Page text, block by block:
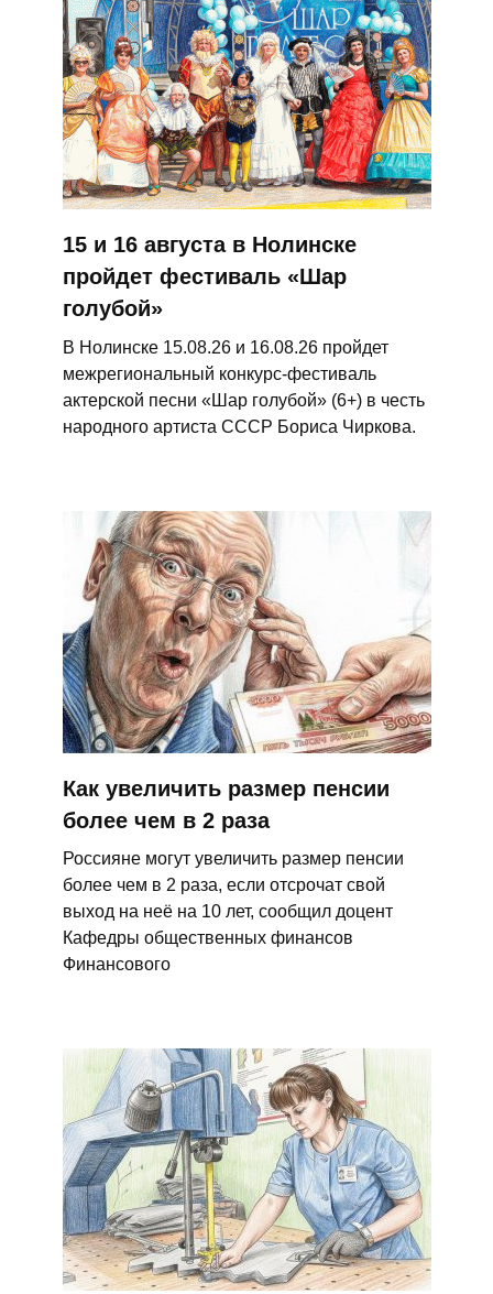
15 и 16 августа в Нолинске
пройдет фестиваль «Шар
голубой»
В Нолинске 15.08.26 и 16.08.26 пройдет
межрегиональный конкурс-фестиваль
актерской песни «Шар голубой» (6+) в честь
народного артиста СССР Бориса Чиркова.
Как увеличить размер пенсии
более чем в 2 раза
Россияне могут увеличить размер пенсии
более чем в 2 раза, если отсрочат свой
выход на неё на 10 лет, сообщил доцент
Кафедры общественных финансов
Финансового